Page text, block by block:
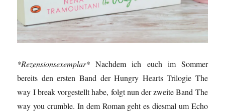
*Rezensionsexemplar* Nachdem ich euch im Sommer
bereits den ersten Band der Hungry Hearts Trilogie The
way I break vorgestellt habe, folgt nun der zweite Band The
way you crumble. In dem Roman geht es diesmal um Echo